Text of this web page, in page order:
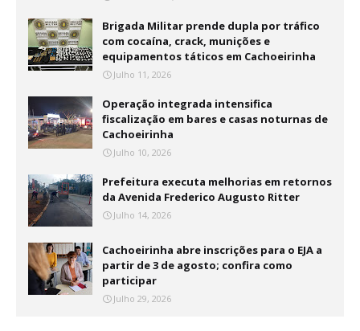
Brigada Militar prende dupla por tráfico
com cocaína, crack, munições e
equipamentos táticos em Cachoeirinha
Julho 11, 2026
Operação integrada intensifica
fiscalização em bares e casas noturnas de
Cachoeirinha
Julho 10, 2026
Prefeitura executa melhorias em retornos
da Avenida Frederico Augusto Ritter
Julho 14, 2026
Cachoeirinha abre inscrições para o EJA a
partir de 3 de agosto; confira como
participar
Julho 29, 2026